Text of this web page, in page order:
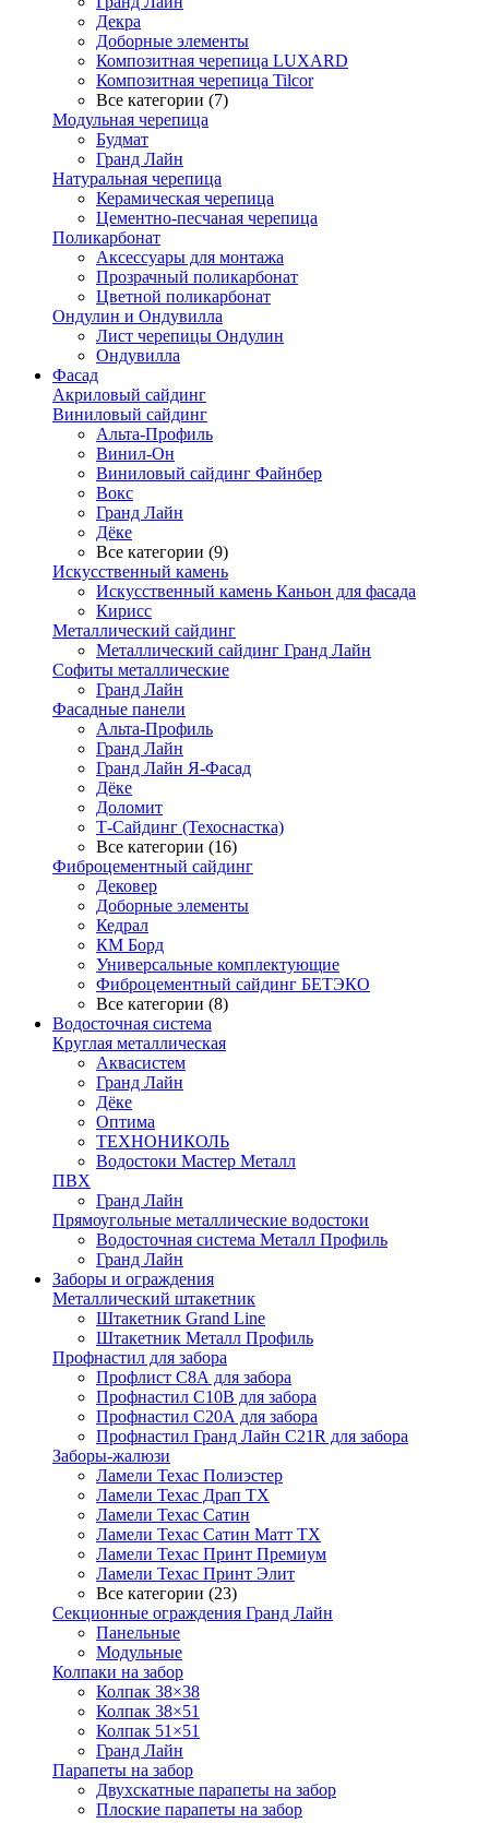
Декра
Доборные элементы
Композитная черепица LUXARD
Композитная черепица Tilcor
Все категории (7)
Модульная черепица
Будмат
Гранд Лайн
Натуральная черепица
Керамическая черепица
Цементно-песчаная черепица
Поликарбонат
Аксессуары для монтажа
Прозрачный поликарбонат
Цветной поликарбонат
Ондулин и Ондувилла
Лист черепицы Ондулин
Ондувилла
Фасад
Акриловый сайдинг
Виниловый сайдинг
Альта-Профиль
Винил-Он
Виниловый сайдинг Файнбер
Вокс
Гранд Лайн
Дёке
Все категории (9)
Искусственный камень
Искусственный камень Каньон для фасада
Кирисс
Металлический сайдинг
Металлический сайдинг Гранд Лайн
Софиты металлические
Гранд Лайн
Фасадные панели
Альта-Профиль
Гранд Лайн
Гранд Лайн Я-Фасад
Дёке
Доломит
Т-Сайдинг (Техоснастка)
Все категории (16)
Фиброцементный сайдинг
Дековер
Доборные элементы
Кедрал
КМ Борд
Универсальные комплектующие
Фиброцементный сайдинг БЕТЭКО
Все категории (8)
Водосточная система
Круглая металлическая
Аквасистем
Гранд Лайн
Дёке
Оптима
ТЕХНОНИКОЛЬ
Водостоки Мастер Металл
ПВХ
Гранд Лайн
Прямоугольные металлические водостоки
Водосточная система Металл Профиль
Гранд Лайн
Заборы и ограждения
Металлический штакетник
Штакетник Grand Line
Штакетник Металл Профиль
Профнастил для забора
Профлист С8А для забора
Профнастил С10В для забора
Профнастил С20А для забора
Профнастил Гранд Лайн С21R для забора
Заборы-жалюзи
Ламели Техас Полиэстер
Ламели Техас Драп ТХ
Ламели Техас Сатин
Ламели Техас Сатин Матт ТХ
Ламели Техас Принт Премиум
Ламели Техас Принт Элит
Все категории (23)
Секционные ограждения Гранд Лайн
Панельные
Модульные
Колпаки на забор
Колпак 38×38
Колпак 38×51
Колпак 51×51
Гранд Лайн
Парапеты на забор
Двухскатные парапеты на забор
Плоские парапеты на забор